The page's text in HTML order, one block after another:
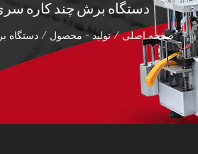
دستگاه برش چند کاره سری 150
صفحه اصلی/تولید - محصول / دستگاه